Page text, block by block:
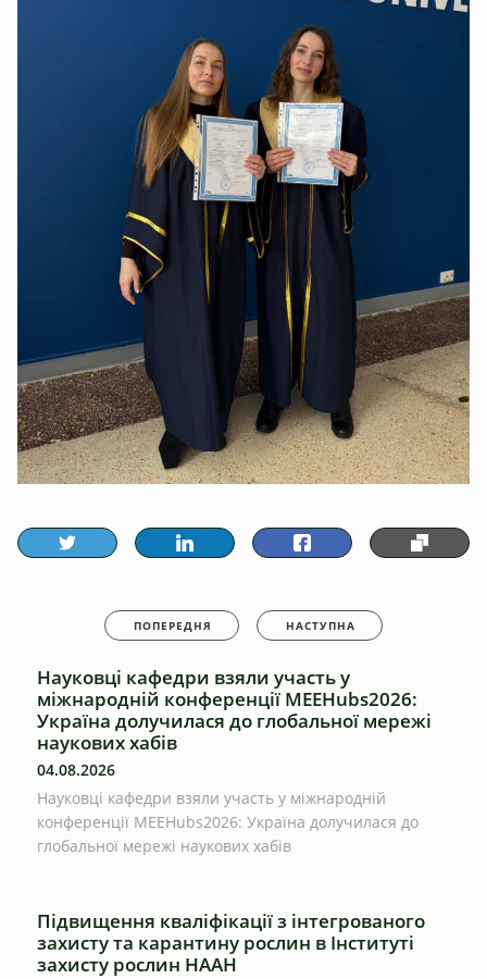
ПОПЕРЕДНЯ НАСТУПНА
Науковці кафедри взяли участь у
міжнародній конференції MEEHubs2026:
Україна долучилася до глобальної мережі
наукових хабів
04.08.2026
Науковці кафедри взяли участь у міжнародній
конференції MEEHubs2026: Україна долучилася до
глобальної мережі наукових хабів
Підвищення кваліфікації з інтегрованого
захисту та карантину рослин в Інституті
захисту рослин НААН